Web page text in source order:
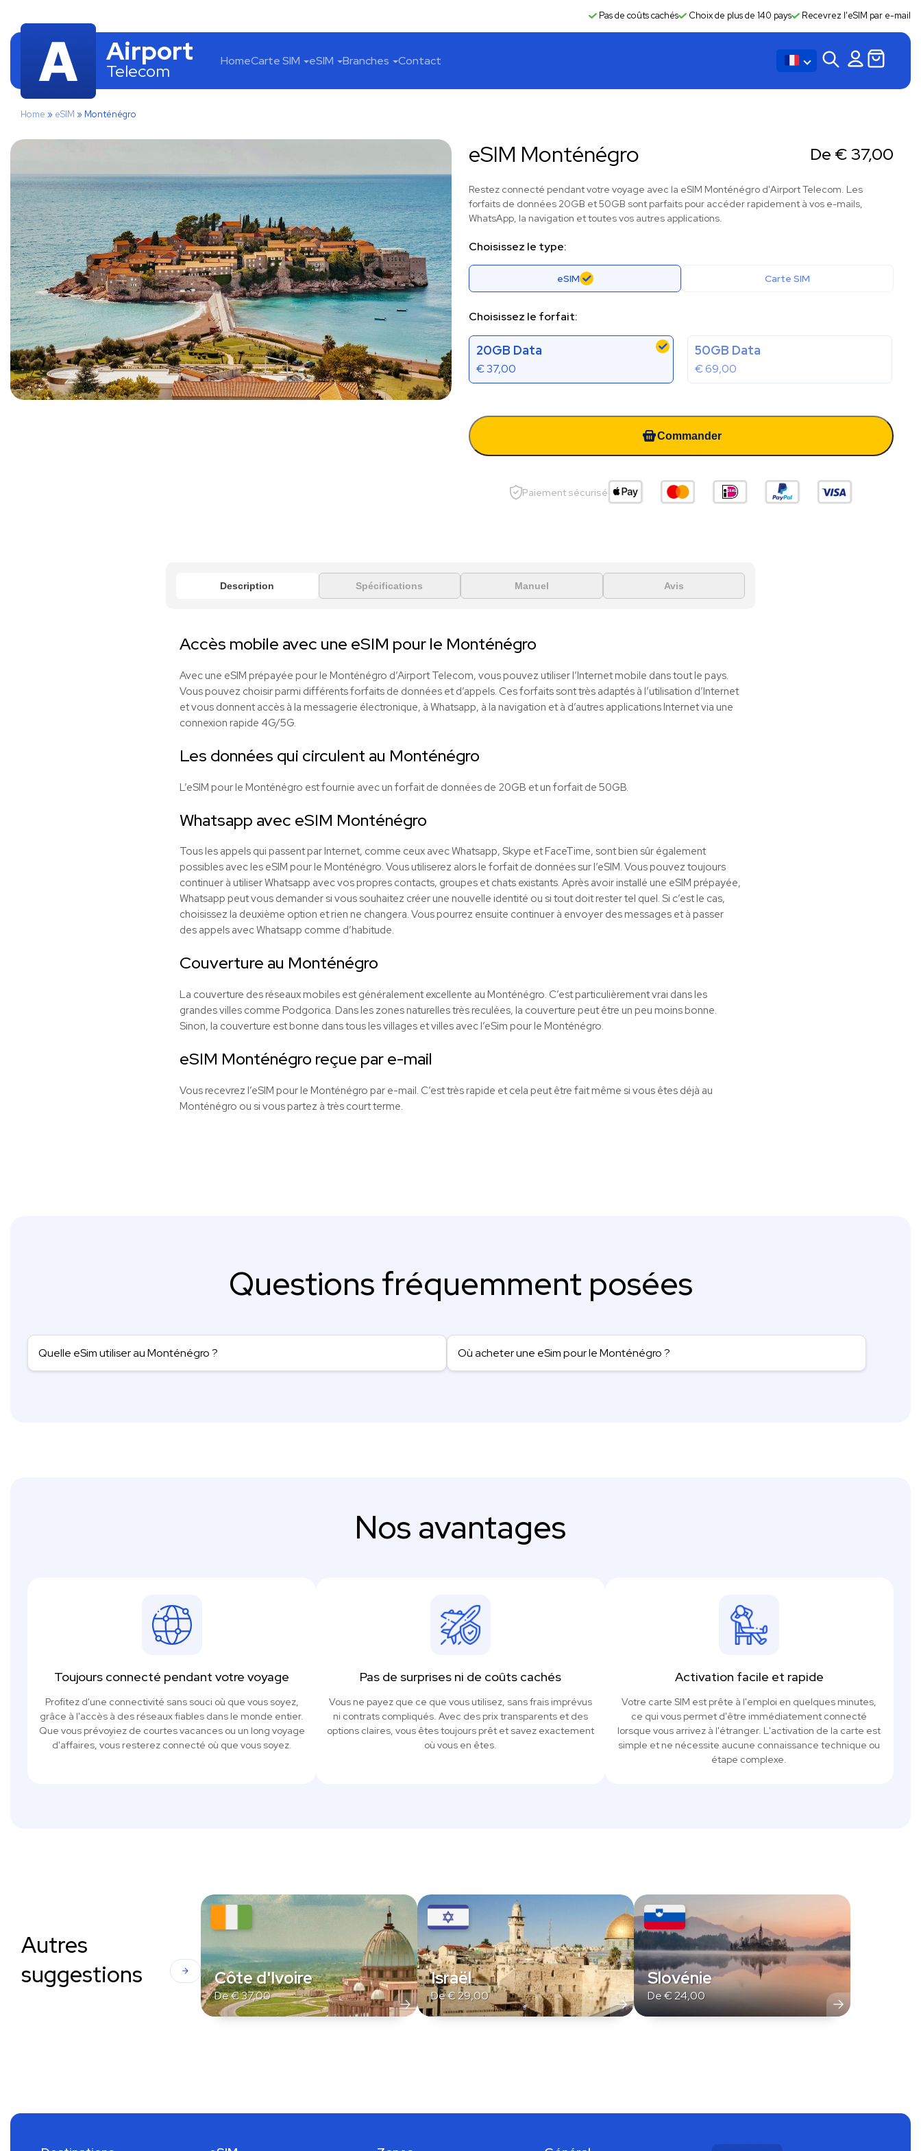
Pas de coûts cachés Choix de plus de 140 pays Recevrez l'eSIM par e-mail
Airport
Telecom HomeCarte SIM eSIM Branches Contact
Home » eSIM » Monténégro
eSIM Monténégro De €37,00
Restez connecté pendant votre voyage avec la eSIM Monténégro d'Airport Telecom. Les
forfaits de données 20GB et 50GB sont parfaits pour accéder rapidement à vos e-mails,
WhatsApp, la navigation et toutes vos autres applications.
Choisissez le type:
eSIM Carte SIM
Choisissez le forfait:
20GB Data
€37,00
50GB Data
€69,00
Commander
Paiement sécurisé
Description Spécifications Manuel Avis
Accès mobile avec une eSIM pour le Monténégro
Avec une eSIM prépayée pour le Monténégro d’Airport Telecom, vous pouvez utiliser l’Internet mobile dans tout le pays.
Vous pouvez choisir parmi différents forfaits de données et d’appels. Ces forfaits sont très adaptés à l’utilisation d’Internet
et vous donnent accès à la messagerie électronique, à Whatsapp, à la navigation et à d’autres applications Internet via une
connexion rapide 4G/5G.
Les données qui circulent au Monténégro
L’eSIM pour le Monténégro est fournie avec un forfait de données de 20GB et un forfait de 50GB.
Whatsapp avec eSIM Monténégro
Tous les appels qui passent par Internet, comme ceux avec Whatsapp, Skype et FaceTime, sont bien sûr également
possibles avec les eSIM pour le Monténégro. Vous utiliserez alors le forfait de données sur l’eSIM. Vous pouvez toujours
continuer à utiliser Whatsapp avec vos propres contacts, groupes et chats existants. Après avoir installé une eSIM prépayée,
Whatsapp peut vous demander si vous souhaitez créer une nouvelle identité ou si tout doit rester tel quel. Si c’est le cas,
choisissez la deuxième option et rien ne changera. Vous pourrez ensuite continuer à envoyer des messages et à passer
des appels avec Whatsapp comme d’habitude.
Couverture au Monténégro
La couverture des réseaux mobiles est généralement excellente au Monténégro. C’est particulièrement vrai dans les
grandes villes comme Podgorica. Dans les zones naturelles très reculées, la couverture peut être un peu moins bonne.
Sinon, la couverture est bonne dans tous les villages et villes avec l’eSim pour le Monténégro.
eSIM Monténégro reçue par e-mail
Vous recevrez l’eSIM pour le Monténégro par e-mail. C’est très rapide et cela peut être fait même si vous êtes déjà au
Monténégro ou si vous partez à très court terme.
Questions fréquemment posées
Quelle eSim utiliser au Monténégro ? Où acheter une eSim pour le Monténégro ?
Nos avantages
Toujours connecté pendant votre voyage
Profitez d'une connectivité sans souci où que vous soyez,
grâce à l'accès à des réseaux fiables dans le monde entier.
Que vous prévoyiez de courtes vacances ou un long voyage
d'affaires, vous resterez connecté où que vous soyez.
Pas de surprises ni de coûts cachés
Vous ne payez que ce que vous utilisez, sans frais imprévus
ni contrats compliqués. Avec des prix transparents et des
options claires, vous êtes toujours prêt et savez exactement
où vous en êtes.
Activation facile et rapide
Votre carte SIM est prête à l'emploi en quelques minutes,
ce qui vous permet d'être immédiatement connecté
lorsque vous arrivez à l'étranger. L'activation de la carte est
simple et ne nécessite aucune connaissance technique ou
étape complexe.
Autres
suggestions
Côte d'Ivoire
De€37,00
Israël
De€29,00
Slovénie
De€24,00